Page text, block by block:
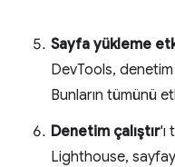
Sayfa yükleme
DevTools,
Bunların tümünü
Denetim çalıştır'ı
Lighthouse,